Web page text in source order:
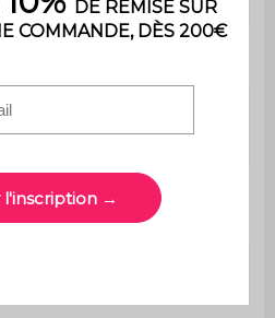
50 (48 acier / 2